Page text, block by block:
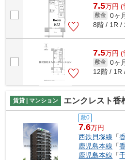
7.5万円 (
敷金 0ヶ
8階 / 1R /
7.5万円 (
敷金 0ヶ
12階 / 1R
賃貸 | マンション エンクレスト香
敷0
7.6万円
西鉄貝塚線 「
鹿児島本線 「
鹿児島本線 「